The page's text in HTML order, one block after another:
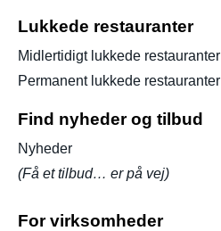
Lukkede restauranter
Midlertidigt lukkede restauranter
Permanent lukkede restauranter
Find nyheder og tilbud
Nyheder
(Få et tilbud… er på vej)
For virksomheder